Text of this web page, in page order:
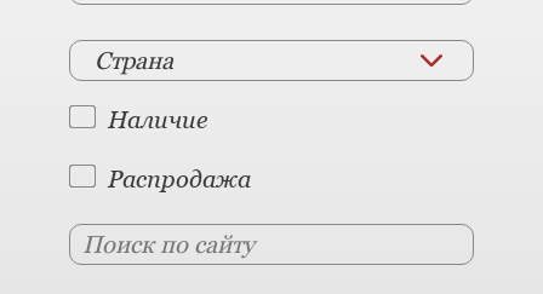
Страна
Наличие
Распродажа